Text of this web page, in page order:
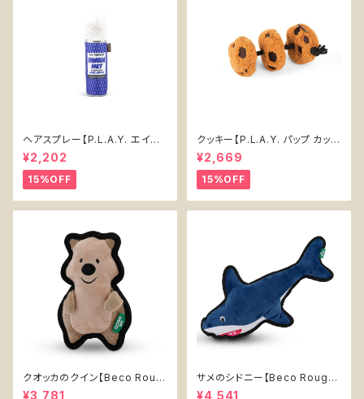
ヘアスプレー【P.L.A.Y. エイテ
ィーズ クラシック】犬用おもちゃ
Pawqua Net 【P.L.A.Y. 80s
Classics Collection】
¥2,202
15%OFF
クッキー【P.L.A.Y. パップ カップ
カフェ】犬用おもちゃ Cookies
n' Treats 【P.L.A.Y. Pup Cup
Cafe Collection】
¥2,669
15%OFF
クオッカのクイン【Beco Roug
h & Tough Recycled Plasti
¥3,781
サメのシドニー【Beco Rough
& Tough Recycled Plastic
¥4,541